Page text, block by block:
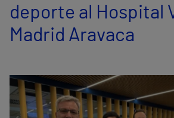
Comunicación
deporte al Hospital
Madrid Aravaca